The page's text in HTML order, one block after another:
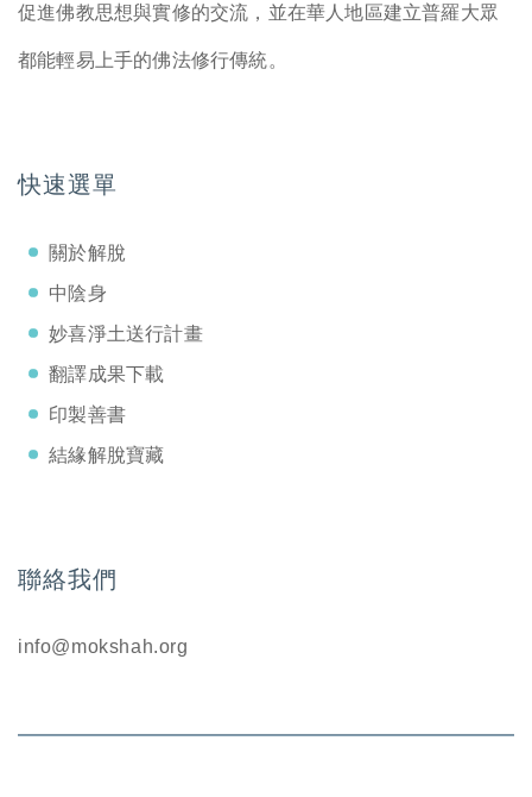
促進佛教思想與實修的交流，並在華人地區建立普羅大眾
都能輕易上手的佛法修行傳統。
快速選單
關於解脫
中陰身
妙喜淨土送行計畫
翻譯成果下載
印製善書
結緣解脫寶藏
聯絡我們
info@mokshah.org